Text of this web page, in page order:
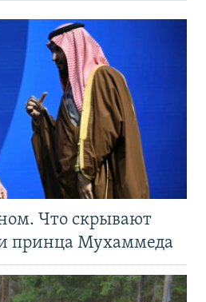
Что скрывают
принца Мухаммеда